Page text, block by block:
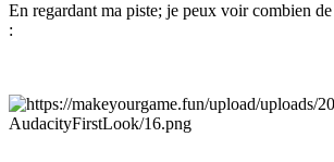
En regardant ma piste; je peux voir combien de
: